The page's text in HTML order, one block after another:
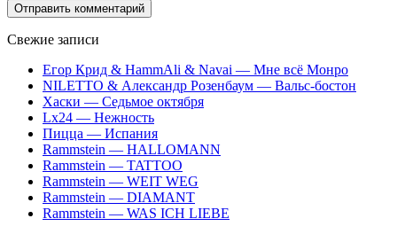
Свежие записи
Егор Крид & HammAli & Navai — Мне всё Монро
NILETTO & Александр Розенбаум — Вальс-бостон
Хаски — Седьмое октября
Lx24 — Нежность
Пицца — Испания
Rammstein — HALLOMANN
Rammstein — TATTOO
Rammstein — WEIT WEG
Rammstein — DIAMANT
Rammstein — WAS ICH LIEBE